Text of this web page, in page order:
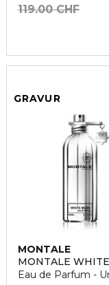
119.00 CHF
GRAVUR
MONTALE
MONTALE
Eau de Parfum -